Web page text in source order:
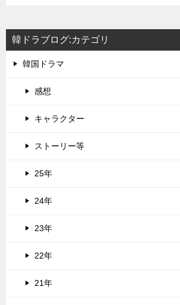
韓ドラブログ:カテゴリ
韓国ドラマ
感想
キャラクター
ストーリー等
25年
24年
23年
22年
21年